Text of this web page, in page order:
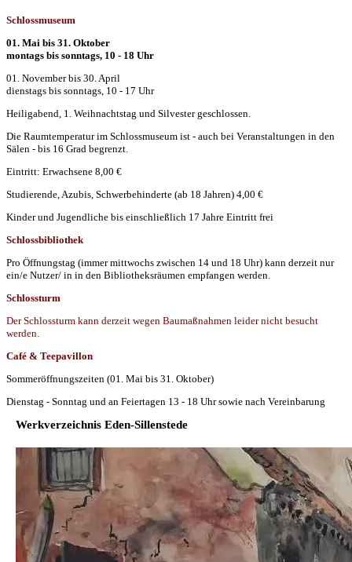
Schlossmuseum
01. Mai bis 31. Oktober
montags bis sonntags, 10 - 18 Uhr
01. November bis 30. April
dienstags bis sonntags, 10 - 17 Uhr
Heiligabend, 1. Weihnachtstag und Silvester geschlossen.
Die Raumtemperatur im Schlossmuseum ist - auch bei Veranstaltungen in den
Sälen - bis 16 Grad begrenzt.
Eintritt: Erwachsene 8,00 €
Studierende, Azubis, Schwerbehinderte (ab 18 Jahren) 4,00 €
Kinder und Jugendliche bis einschließlich 17 Jahre Eintritt frei
Schlossbibliothek
Pro Öffnungstag (immer mittwochs zwischen 14 und 18 Uhr) kann derzeit nur
ein/e Nutzer/ in in den Bibliotheksräumen empfangen werden.
Schlossturm
Der Schlossturm kann derzeit wegen Baumaßnahmen leider nicht besucht
werden.
Café & Teepavillon
Sommeröffnungszeiten (01. Mai bis 31. Oktober)
Dienstag - Sonntag und an Feiertagen 13 - 18 Uhr sowie nach Vereinbarung
Werkverzeichnis Eden-Sillenstede